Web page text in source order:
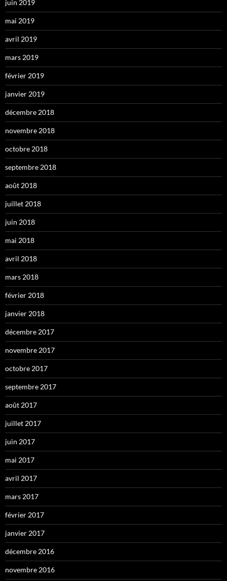
juin 2019
mai 2019
avril 2019
mars 2019
février 2019
janvier 2019
décembre 2018
novembre 2018
octobre 2018
septembre 2018
août 2018
juillet 2018
juin 2018
mai 2018
avril 2018
mars 2018
février 2018
janvier 2018
décembre 2017
novembre 2017
octobre 2017
septembre 2017
août 2017
juillet 2017
juin 2017
mai 2017
avril 2017
mars 2017
février 2017
janvier 2017
décembre 2016
novembre 2016